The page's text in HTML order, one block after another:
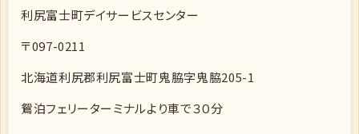
利尻富士町デイサービスセンター
〒097-0211
北海道利尻郡利尻富士町鬼脇字鬼脇205-1
鴛泊フェリーターミナルより車で３０分